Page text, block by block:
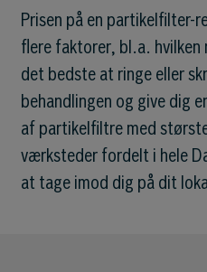
Prisen på en partikelfilter-
flere faktorer, bl.a. hvilken
det bedste at ringe eller
behandlingen og give dig
af partikelfiltre med
værksteder fordelt i hele
at tage imod dig på dit